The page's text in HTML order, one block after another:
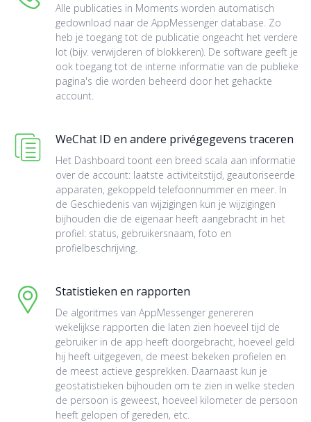
Alle publicaties in Moments worden automatisch
gedownload naar de AppMessenger database. Zo
heb je toegang tot de publicatie ongeacht het verdere
lot (bijv. verwijderen of blokkeren). De software geeft je
ook toegang tot de interne informatie van de publieke
pagina's die worden beheerd door het gehackte
account.
WeChat ID en andere privégegevens traceren
Het Dashboard toont een breed scala aan informatie
over de account: laatste activiteitstijd, geautoriseerde
apparaten, gekoppeld telefoonnummer en meer. In
de Geschiedenis van wijzigingen kun je wijzigingen
bijhouden die de eigenaar heeft aangebracht in het
profiel: status, gebruikersnaam, foto en
profielbeschrijving.
Statistieken en rapporten
De algoritmes van AppMessenger genereren
wekelijkse rapporten die laten zien hoeveel tijd de
gebruiker in de app heeft doorgebracht, hoeveel geld
hij heeft uitgegeven, de meest bekeken profielen en
de meest actieve gesprekken. Daarnaast kun je
geostatistieken bijhouden om te zien in welke steden
de persoon is geweest, hoeveel kilometer de persoon
heeft gelopen of gereden, etc.